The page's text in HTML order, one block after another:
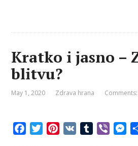
Kratko i jasno –
blitvu?
May 1, 2020 Zdrava hrana
T
M